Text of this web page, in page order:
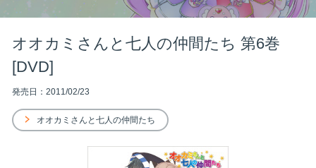
オオカミさんと七人の仲間たち 第6巻
[DVD]
発売日：2011/02/23
オオカミさんと七人の仲間たち